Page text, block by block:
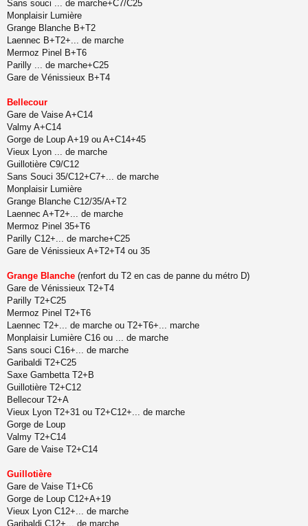
u
Sans souci ... de marche+C7/C25
Monplaisir Lumière
Grange Blanche B+T2
Laennec B+T2+... de marche
Mermoz Pinel B+T6
Parilly ... de marche+C25
Gare de Vénissieux B+T4
Bellecour
Gare de Vaise A+C14
Valmy A+C14
Gorge de Loup A+19 ou A+C14+45
Vieux Lyon ... de marche
Guillotière C9/C12
Sans Souci 35/C12+C7+... de marche
Monplaisir Lumière
Grange Blanche C12/35/A+T2
Laennec A+T2+... de marche
Mermoz Pinel 35+T6
Parilly C12+... de marche+C25
Gare de Vénissieux A+T2+T4 ou 35
Grange Blanche (renfort du T2 en cas de panne du métro D)
Gare de Vénissieux T2+T4
Parilly T2+C25
Mermoz Pinel T2+T6
Laennec T2+... de marche ou T2+T6+... marche
Monplaisir Lumière C16 ou ... de marche
Sans souci C16+... de marche
Garibaldi T2+C25
Saxe Gambetta T2+B
Guillotière T2+C12
Bellecour T2+A
Vieux Lyon T2+31 ou T2+C12+... de marche
Gorge de Loup
Valmy T2+C14
Gare de Vaise T2+C14
Guillotière
Gare de Vaise T1+C6
Gorge de Loup C12+A+19
Vieux Lyon C12+... de marche
Garibaldi C12+... de marche